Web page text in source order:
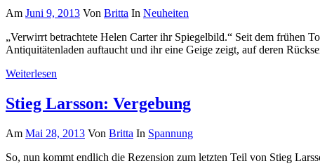
Am Juni 9, 2013 Von Britta In Neuheiten
„Verwirrt betrachtete Helen Carter ihr Spiegelbild.“ Seit dem frühen
Antiquitätenladen auftaucht und ihr eine Geige zeigt, auf deren
Weiterlesen
Stieg Larsson: Vergebung
Am Mai 28, 2013 Von Britta In Spannung
So, nun kommt endlich die Rezension zum letzten Teil von Stieg